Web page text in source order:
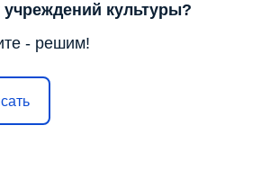
учреждений культуры?
- решим!